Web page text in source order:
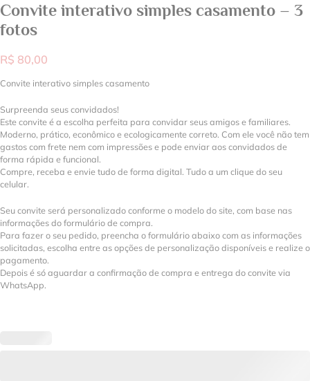
Convite interativo simples casamento – 3
fotos
R$ 80,00
Convite interativo simples casamento
Surpreenda seus convidados!
Este convite é a escolha perfeita para convidar seus amigos e familiares.
Moderno, prático, econômico e ecologicamente correto. Com ele você não tem
gastos com frete nem com impressões e pode enviar aos convidados de
forma rápida e funcional.
Compre, receba e envie tudo de forma digital. Tudo a um clique do seu
celular.
Seu convite será personalizado conforme o modelo do site, com base nas
informações do formulário de compra.
Para fazer o seu pedido, preencha o formulário abaixo com as informações
solicitadas, escolha entre as opções de personalização disponíveis e realize o
pagamento.
Depois é só aguardar a confirmação de compra e entrega do convite via
WhatsApp.